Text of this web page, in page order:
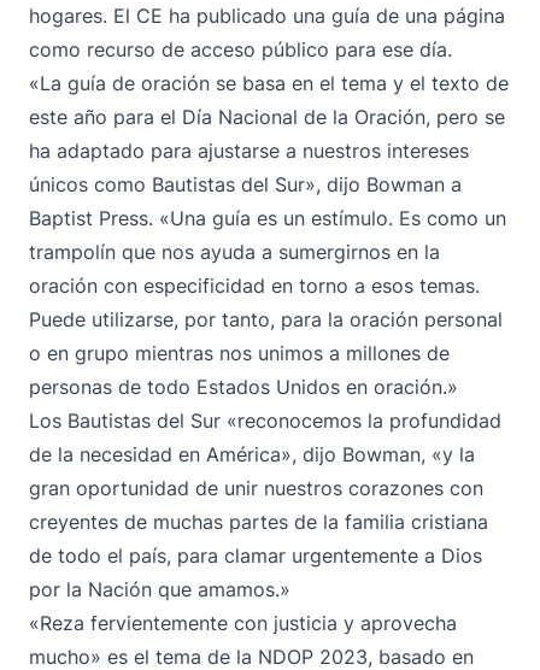
hogares. El CE ha publicado una guía de una página
como recurso de acceso público para ese día.
«La guía de oración se basa en el tema y el texto de
este año para el Día Nacional de la Oración, pero se
ha adaptado para ajustarse a nuestros intereses
únicos como Bautistas del Sur», dijo Bowman a
Baptist Press. «Una guía es un estímulo. Es como un
trampolín que nos ayuda a sumergirnos en la
oración con especificidad en torno a esos temas.
Puede utilizarse, por tanto, para la oración personal
o en grupo mientras nos unimos a millones de
personas de todo Estados Unidos en oración.»
Los Bautistas del Sur «reconocemos la profundidad
de la necesidad en América», dijo Bowman, «y la
gran oportunidad de unir nuestros corazones con
creyentes de muchas partes de la familia cristiana
de todo el país, para clamar urgentemente a Dios
por la Nación que amamos.»
«Reza fervientemente con justicia y aprovecha
mucho» es el tema de la NDOP 2023, basado en